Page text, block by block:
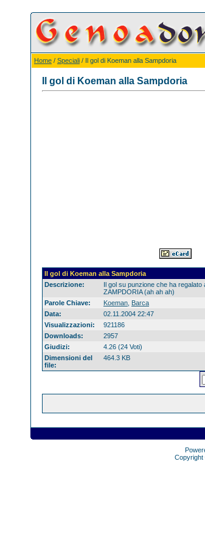
Home / Speciali / Il gol di Koeman alla Sampdoria
Il gol di Koeman alla Sampdoria
Il gol di Koeman alla Sampdoria
Descrizione:
Il gol su punzione che ha
ZAMPDORIA (ah ah ah)
Parole Chiave:
Koeman Barca
Data:
02.11.2004 22:47
Visualizzazioni:
921186
Downloads:
2957
Giudizi:
4.26 (24 Voti)
Dimensioni del
file:
464.3 KB